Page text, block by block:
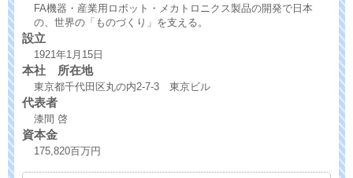
FA機器・産業用ロボット・メカトロニクス製品の開発で日本
の、世界の「ものづくり」を支える。
設立
1921年1月15日
本社 所在地
東京都千代田区丸の内2-7-3 東京ビル
代表者
漆間 啓
資本金
175,820百万円